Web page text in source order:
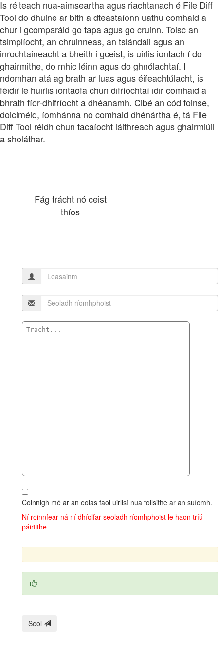
Is réiteach nua-aimseartha agus riachtanach é File Diff
Tool do dhuine ar bith a dteastaíonn uathu comhaid a
chur i gcomparáid go tapa agus go cruinn. Toisc an
tsimplíocht, an chruinneas, an tslándáil agus an
inrochtaineacht a bheith i gceist, is uirlis iontach í do
ghairmithe, do mhic léinn agus do ghnólachtaí. I
ndomhan atá ag brath ar luas agus éifeachtúlacht, is
féidir le huirlis iontaofa chun difríochtaí idir comhaid a
bhrath fíor-dhifríocht a dhéanamh. Cibé an cód foinse,
doiciméid, íomhánna nó comhaid dhénártha é, tá File
Diff Tool réidh chun tacaíocht láithreach agus ghairmiúil
a sholáthar.
Fág trácht nó ceist
thíos
Coinnigh mé ar an eolas faoi uirlisí nua foilsithe ar an suíomh.
Ní roinnfear ná ní dhíolfar seoladh ríomhphoist le haon tríú
páirtithe
Seol